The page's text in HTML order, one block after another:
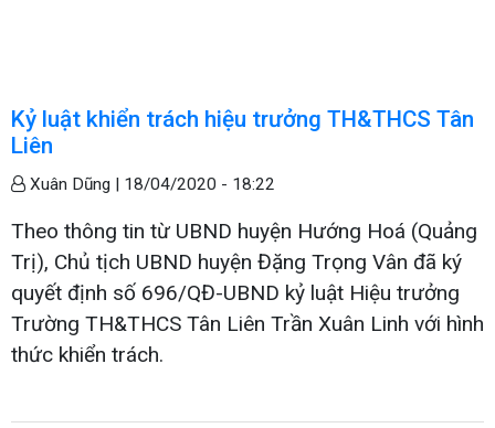
Kỷ luật khiển trách hiệu trưởng TH&THCS Tân
Liên
Xuân Dũng | 18/04/2020 - 18:22
Theo thông tin từ UBND huyện Hướng Hoá (Quảng
Trị), Chủ tịch UBND huyện Đặng Trọng Vân đã ký
quyết định số 696/QĐ-UBND kỷ luật Hiệu trưởng
Trường TH&THCS Tân Liên Trần Xuân Linh với hình
thức khiển trách.